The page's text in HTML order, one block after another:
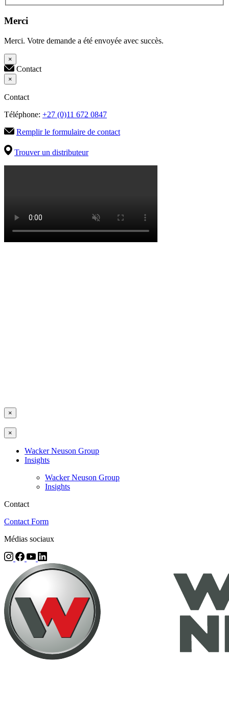
Merci
Merci. Votre demande a été envoyée avec succès.
×
Contact
×
Contact
Téléphone: +27 (0)11 672 0847
Remplir le formulaire de contact
Trouver un distributeur
×
×
Wacker Neuson Group
Insights
Wacker Neuson Group
Insights
Contact
Contact Form
Médias sociaux